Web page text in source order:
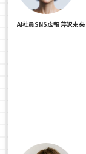
AI社員SNS広報 芹沢未央